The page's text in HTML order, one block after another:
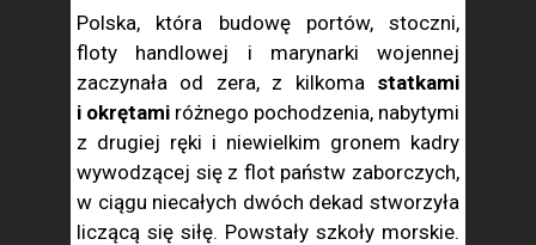
Polska, która budowę portów, stoczni,
floty handlowej i marynarki wojennej
zaczynała od zera, z kilkoma statkami
i okrętami różnego pochodzenia, nabytymi
z drugiej ręki i niewielkim gronem kadry
wywodzącej się z flot państw zaborczych,
w ciągu niecałych dwóch dekad stworzyła
liczącą się siłę. Powstały szkoły morskie.